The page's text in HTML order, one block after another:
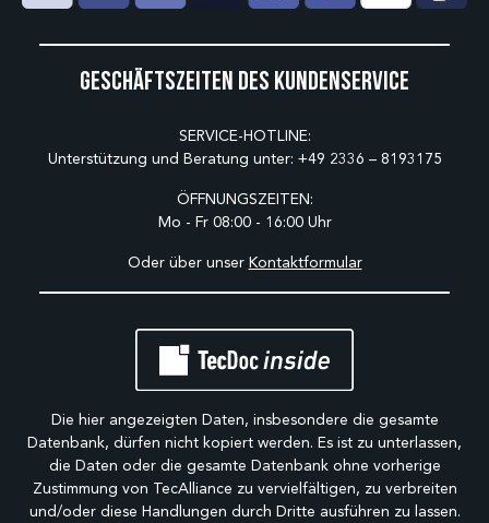
Geschäftszeiten des Kundenservice
SERVICE-HOTLINE:
Unterstützung und Beratung unter: +49 2336 – 8193175
ÖFFNUNGSZEITEN:
Mo - Fr 08:00 - 16:00 Uhr
Oder über unser Kontaktformular
Die hier angezeigten Daten, insbesondere die gesamte
Datenbank, dürfen nicht kopiert werden. Es ist zu unterlassen,
die Daten oder die gesamte Datenbank ohne vorherige
Zustimmung von TecAlliance zu vervielfältigen, zu verbreiten
und/oder diese Handlungen durch Dritte ausführen zu lassen.